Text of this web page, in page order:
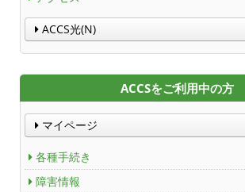
ACCS光(N)
ACCSをご利用中の方
マイページ
各種手続き
障害情報